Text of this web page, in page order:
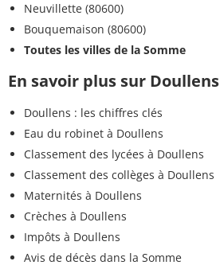
Neuvillette (80600)
Bouquemaison (80600)
Toutes les villes de la Somme
En savoir plus sur Doullens
Doullens : les chiffres clés
Eau du robinet à Doullens
Classement des lycées à Doullens
Classement des collèges à Doullens
Maternités à Doullens
Crèches à Doullens
Impôts à Doullens
Avis de décès dans la Somme